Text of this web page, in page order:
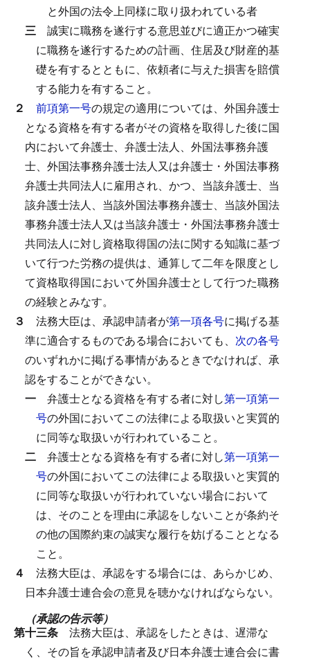
と外国の法令上同様に取り扱われている者
三 誠実に職務を遂行する意思並びに適正かつ確実
に職務を遂行するための計画、住居及び財産的基
礎を有するとともに、依頼者に与えた損害を賠償
する能力を有すること。
２ 前項第一号の規定の適用については、外国弁護士
となる資格を有する者がその資格を取得した後に国
内において弁護士、弁護士法人、外国法事務弁護
士、外国法事務弁護士法人又は弁護士・外国法事務
弁護士共同法人に雇用され、かつ、当該弁護士、当
該弁護士法人、当該外国法事務弁護士、当該外国法
事務弁護士法人又は当該弁護士・外国法事務弁護士
共同法人に対し資格取得国の法に関する知識に基づ
いて行つた労務の提供は、通算して二年を限度とし
て資格取得国において外国弁護士として行つた職務
の経験とみなす。
３ 法務大臣は、承認申請者が第一項各号に掲げる基
準に適合するものである場合においても、 次の各号
のいずれかに掲げる事情があるときでなければ、承
認をすることができない。
一 弁護士となる資格を有する者に対し第一項第一
号の外国においてこの法律による取扱いと実質的
に同等な取扱いが行われていること。
二 弁護士となる資格を有する者に対し第一項第一
号の外国においてこの法律による取扱いと実質的
に同等な取扱いが行われていない場合において
は、そのことを理由に承認をしないことが条約そ
の他の国際約束の誠実な履行を妨げることとなる
こと。
４ 法務大臣は、承認をする場合には、あらかじめ、
日本弁護士連合会の意見を聴かなければならない。
（承認の告示等）
第十三条 法務大臣は、承認をしたときは、遅滞な
く、その旨を承認申請者及び日本弁護士連合会に書